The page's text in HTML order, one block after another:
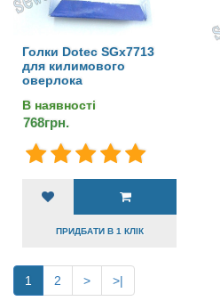
Голки Dotec SGx7713
для килимового
оверлока
В наявності
768грн.
ПРИДБАТИ В 1 КЛІК
1 2 >
>|